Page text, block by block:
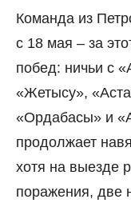
Команда из
с 18 мая – за
побед: ничьи с
«Жетысу»,
«Ордабасы» и
продолжает
хотя на выезде
поражения, две